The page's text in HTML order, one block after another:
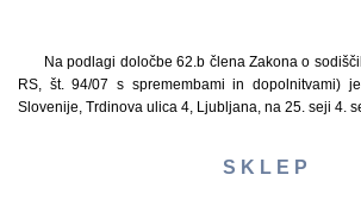
Na podlagi določbe 62.b člena Zakona o
RS, št. 94/07 s spremembami in dopolnitvami)
Slovenije, Trdinova ulica 4, Ljubljana, na 25. seji 4.
S K L E P